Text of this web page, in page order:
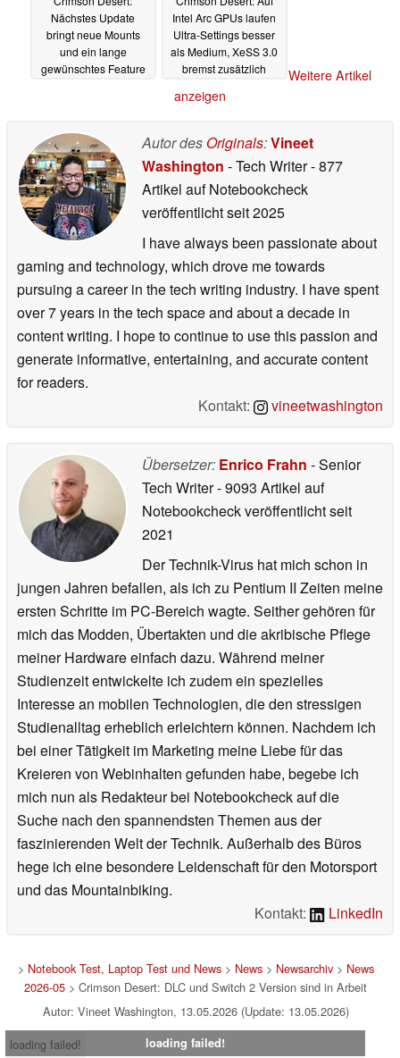
Nächstes Update
bringt neue Mounts
und ein lange
gewünschtes Feature
Intel Arc GPUs laufen
Ultra-Settings besser
als Medium, XeSS 3.0
bremst zusätzlich
Weitere Artikel
anzeigen
Autor des Originals:Vineet
Washington - Tech Writer- 877
Artikel auf Notebookcheck
veröffentlichtseit 2025
I have always been passionate about
gaming and technology, which drove me towards
pursuing a career in the tech writing industry. I have spent
over 7 years in the tech space and about a decade in
content writing. I hope to continue to use this passion and
generate informative, entertaining, and accurate content
for readers.
Kontakt:
vineetwashington
Übersetzer: Enrico Frahn - Senior
Tech Writer- 9093 Artikel auf
Notebookcheck veröffentlichtseit
2021
Der Technik-Virus hat mich schon in
jungen Jahren befallen, als ich zu Pentium II Zeiten meine
ersten Schritte im PC-Bereich wagte. Seither gehören für
mich das Modden, Übertakten und die akribische Pflege
meiner Hardware einfach dazu. Während meiner
Studienzeit entwickelte ich zudem ein spezielles
Interesse an mobilen Technologien, die den stressigen
Studienalltag erheblich erleichtern können. Nachdem ich
bei einer Tätigkeit im Marketing meine Liebe für das
Kreieren von Webinhalten gefunden habe, begebe ich
mich nun als Redakteur bei Notebookcheck auf die
Suche nach den spannendsten Themen aus der
faszinierenden Welt der Technik. Außerhalb des Büros
hege ich eine besondere Leidenschaft für den Motorsport
und das Mountainbiking.
Kontakt:
LinkedIn
> Notebook Test, Laptop Test und News> News> Newsarchiv> News
2026-05 > Crimson Desert: DLC und Switch 2 Version sind in Arbeit
Autor: Vineet Washington, 13.05.2026 (Update: 13.05.2026)
loading failed!
loading failed!